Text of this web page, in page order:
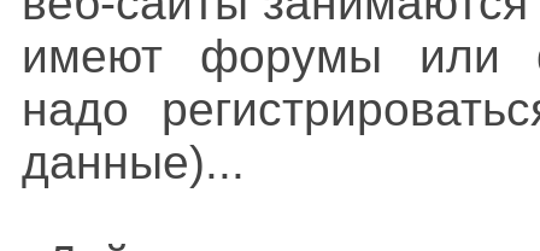
имеют форумы или
надо
данные)...